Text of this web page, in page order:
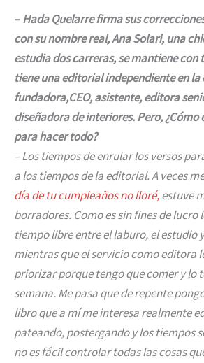
–Hada Quelarre firma sus
con su nombre real, Ana Solari, una
estudia dos carreras, se mantiene con
tiene una editorial independiente en la
fundadora,CEO, asistente, editora
diseñadora de interiores. Pero,
para hacer todo?
– Los tiempos de enrular los versos
a los tiempos de la editorial. A veces
día de tu cumpleaños no lloré,estuve
borradores. Como es sin fines de lucro
tiempo libre entre el laburo, el estudio
mientras que el servicio como editora
priorizar porque tengo que comer y lo
semana. Me pasa que de repente
libro que a mí me interesa realmente
pateando, postergando y los tiempos
no es fácil controlar todas las cosas